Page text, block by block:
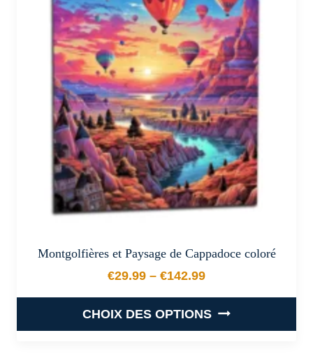
Les
options
peuvent
être
choisies
sur
la
page
du
produit
Montgolfières et Paysage de Cappadoce coloré
€29.99 – €142.99
Plage de prix : €29.99 à
CHOIX DES OPTIONS